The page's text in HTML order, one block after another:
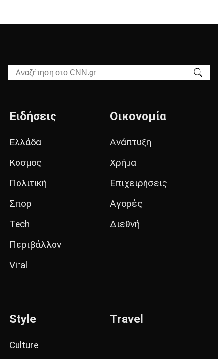
Αναζήτηση στο CNN.gr
Ειδήσεις
Ελλάδα
Κόσμος
Πολιτική
Σπορ
Tech
Περιβάλλον
Viral
Οικονομία
Ανάπτυξη
Χρήμα
Επιχειρήσεις
Αγορές
Διεθνή
Style
Culture
Travel